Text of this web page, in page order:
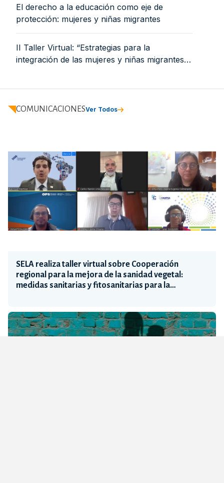
El derecho a la educación como eje de
protección: mujeres y niñas migrantes
II Taller Virtual: “Estrategias para la
integración de las mujeres y niñas migrantes:
COMUNICACIONESVer Todos
SELA realiza taller virtual sobre Cooperación
regional para la mejora de la sanidad vegetal:
medidas sanitarias y fitosanitarias para la